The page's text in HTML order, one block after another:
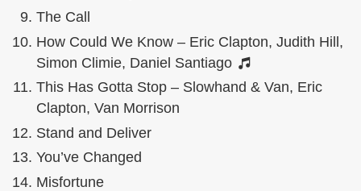
The Call
How Could We Know – Eric Clapton, Judith Hill,
Simon Climie, Daniel Santiago
This Has Gotta Stop – Slowhand & Van, Eric
Clapton, Van Morrison
Stand and Deliver
You’ve Changed
Misfortune